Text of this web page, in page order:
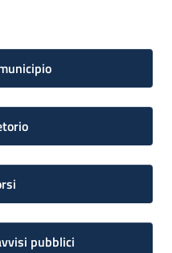
pubblici